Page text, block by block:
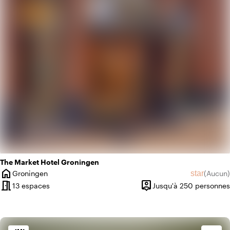
The Market Hotel Groningen
home
Ville
Groningen star(Aucun)
Aucun
meeting_room13 espaces person_pin
Capacité
Jusqu'à 250 personnes